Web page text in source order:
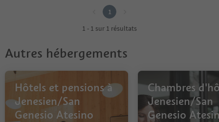
1
1 - 1 sur 1 résultats
Autres hébergements
Hôtels et pensions à
Jenesien/San
Genesio Atesino
Chambres
Jenesien/San
Genesio